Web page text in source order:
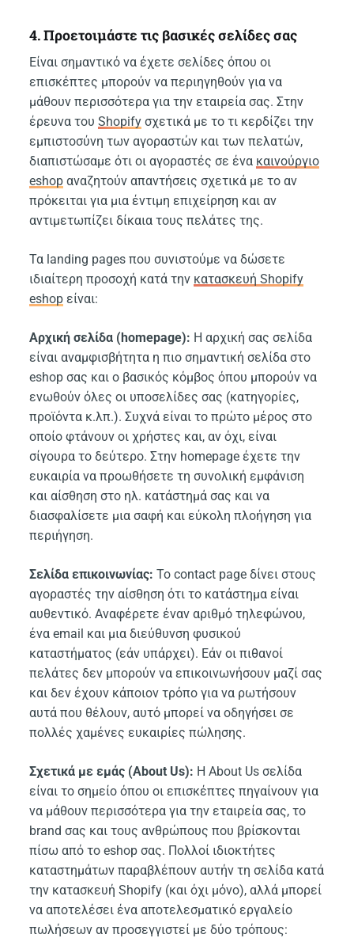
4. Προετοιμάστε τις βασικές σελίδες σας
Είναι σημαντικό να έχετε σελίδες όπου οι
επισκέπτες μπορούν να περιηγηθούν για να
μάθουν περισσότερα για την εταιρεία σας. Στην
έρευνα τουShopify σχετικά με το τι κερδίζει την
εμπιστοσύνη των αγοραστών και των πελατών,
διαπιστώσαμε ότι οι αγοραστές σε ένα καινούργιο
eshop αναζητούν απαντήσεις σχετικά με το αν
πρόκειται για μια έντιμη επιχείρηση και αν
αντιμετωπίζει δίκαια τους πελάτες της.
Τα landing pages που συνιστούμε να δώσετε
ιδιαίτερη προσοχή κατά την κατασκευή Shopify
eshop είναι:
Αρχική σελίδα (homepage): Η αρχική σας σελίδα
είναι αναμφισβήτητα η πιο σημαντική σελίδα στο
eshop σας και ο βασικός κόμβος όπου μπορούν να
ενωθούν όλες οι υποσελίδες σας (κατηγορίες,
προϊόντα κ.λπ.). Συχνά είναι το πρώτο μέρος στο
οποίο φτάνουν οι χρήστες και, αν όχι, είναι
σίγουρα το δεύτερο. Στην homepage έχετε την
ευκαιρία να προωθήσετε τη συνολική εμφάνιση
και αίσθηση στο ηλ. κατάστημά σας και να
διασφαλίσετε μια σαφή και εύκολη πλοήγηση για
περιήγηση.
Σελίδα επικοινωνίας: Το contact page δίνει στους
αγοραστές την αίσθηση ότι το κατάστημα είναι
αυθεντικό. Αναφέρετε έναν αριθμό τηλεφώνου,
ένα email και μια διεύθυνση φυσικού
καταστήματος (εάν υπάρχει). Εάν οι πιθανοί
πελάτες δεν μπορούν να επικοινωνήσουν μαζί σας
και δεν έχουν κάποιον τρόπο για να ρωτήσουν
αυτά που θέλουν, αυτό μπορεί να οδηγήσει σε
πολλές χαμένες ευκαιρίες πώλησης.
Σχετικά με εμάς (About Us): Η About Us σελίδα
είναι το σημείο όπου οι επισκέπτες πηγαίνουν για
να μάθουν περισσότερα για την εταιρεία σας, το
brand σας και τους ανθρώπους που βρίσκονται
πίσω από το eshop σας. Πολλοί ιδιοκτήτες
καταστημάτων παραβλέπουν αυτήν τη σελίδα κατά
την κατασκευή Shopify (και όχι μόνο), αλλά μπορεί
να αποτελέσει ένα αποτελεσματικό εργαλείο
πωλήσεων αν προσεγγιστεί με δύο τρόπους: